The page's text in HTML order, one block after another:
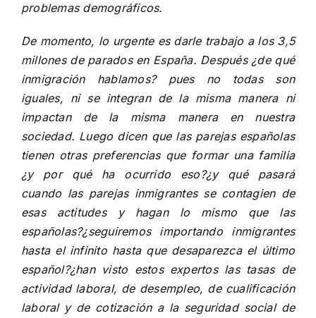
problemas demográficos.
De momento, lo urgente es darle trabajo a los 3,5
millones de parados en España. Después ¿de qué
inmigración hablamos? pues no todas son
iguales, ni se integran de la misma manera ni
impactan de la misma manera en nuestra
sociedad. Luego dicen que las parejas españolas
tienen otras preferencias que formar una familia
¿y por qué ha ocurrido eso?¿y qué pasará
cuando las parejas inmigrantes se contagien de
esas actitudes y hagan lo mismo que las
españolas?¿seguiremos importando inmigrantes
hasta el infinito hasta que desaparezca el último
español?¿han visto estos expertos las tasas de
actividad laboral, de desempleo, de cualificación
laboral y de cotización a la seguridad social de